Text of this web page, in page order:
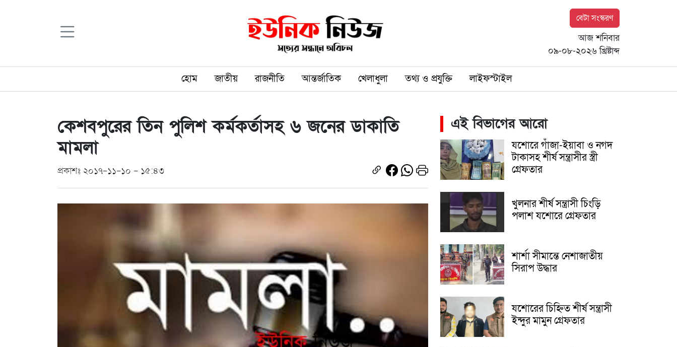
বেটা সংস্করণ
আজ শনিবার
০৯-০৮-২০২৬ খ্রিষ্টাব্দ
হোম জাতীয় রাজনীতি আন্তর্জাতিক খেলাধুলা তথ্য ও প্রযুক্তি লাইফস্টাইল
কেশবপুরের তিন পুলিশ কর্মকর্তাসহ ৬ জনের ডাকাতি
মামলা
প্রকাশঃ ২০১৭-১১-১০ - ১৫:৪৩
এই বিভাগের আরো
যশোরে গাঁজা-ইয়াবা ও নগদ
টাকাসহ শীর্ষ সন্ত্রাসীর স্ত্রী
গ্রেফতার
খুলনার শীর্ষ সন্ত্রাসী চিংড়ি
পলাশ যশোরে গ্রেফতার
শার্শা সীমান্তে নেশাজাতীয়
সিরাপ উদ্ধার
যশোরের চিহ্নিত শীর্ষ সন্ত্রাসী
ইন্দুর মামুন গ্রেফতার